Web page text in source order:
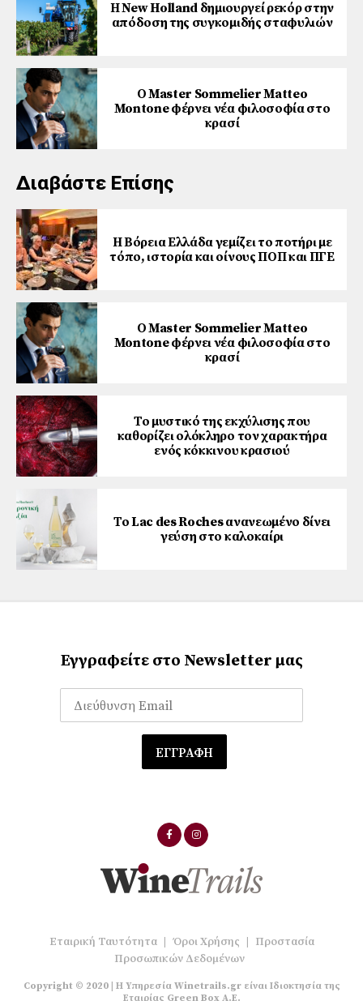
Η New Holland δημιουργεί ρεκόρ στην
απόδοση της συγκομιδής σταφυλιών
Ο Master Sommelier Matteo
Montone φέρνει νέα φιλοσοφία στο
κρασί
Διαβάστε Επίσης
Η Βόρεια Ελλάδα γεμίζει το ποτήρι με
τόπο, ιστορία και οίνους ΠΟΠ και ΠΓΕ
Ο Master Sommelier Matteo
Montone φέρνει νέα φιλοσοφία στο
κρασί
Το μυστικό της εκχύλισης που
καθορίζει ολόκληρο τον χαρακτήρα
ενός κόκκινου κρασιού
Το Lac des Roches ανανεωμένο δίνει
γεύση στο καλοκαίρι
Εγγραφείτε στο Newsletter μας
Εταιρική Ταυτότητα Όροι Χρήσης
Προστασία
Προσωπικών Δεδομένων
Copyright © 2020 | Η Υπηρεσία Winetrails.gr είναι Ιδιοκτησία της
Εταιρίας Green Box A.E.